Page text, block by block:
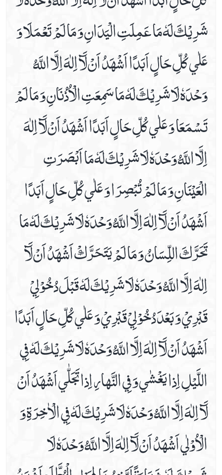
شَرِيْكَ لَهٗ مَا عَمِلَتِ الْيَدَانِ وَ مَا لَمْ تَعْمَلَا وَ
عَلٰي كُلِّ حَالٍ اَبَدًا اَشْهَدُ اَنْ لَآ اِلٰهَ اِلَّا اللَّهُ
وَحْدَهٗ لَا شَرِيْكَ لَهٗ مَا سَمِعَتِ الْاُذُنَانِ وَ مَا لَمْ
تَسْمَعَا وَ عَلٰي كُلِّ حَالٍ اَبَدًا اَشْهَدُ اَنْ لَآ اِلٰهَ
اِلَّا اللَّهُ وَحْدَهٗ لَا شَرِيْكَ لَهٗ مَا اَبْصَرَتِ
الْعَيْنَانِ وَ مَا لَمْ تُبْصِرَا وَ عَلٰي كُلِّ حَالٍ اَبَدًا
اَشْهَدُ اَنْ لَآ اِلٰهَ اِلَّا اللَّهُ وَحْدَهٗ لَا شَرِيْكَ لَهٗ مَا
تَحَرَّكَ اللِّسَانُ وَ مَا لَمْ يَتَحَرَّكْ اَشْهَدُ اَنْ لَآ
اِلٰهَ اِلَّا اللَّهُ وَحْدَهٗ لَا شَرِيْكَ لَهٗ قَبْلَ دُخُوْلِيْ
قَبْرِيْ وَ بَعْدَ دُخُوْلِيْ قَبْرِيْ وَ عَلٰي كُلِّ حَالٍ اَبَدًا
اَشْهَدُ اَنْ لَآ اِلٰهَ اِلَّا اللَّهُ وَحْدَهٗ لَا شَرِيْكَ لَهٗ فِي
اللَّيْلِ اِذا يَغْشٰي وَ فِي النَّهارِ اِذا تَجَلّٰي اَشْهَدُ اَنْ
لَآ اِلٰهَ اِلَّا اللَّهُ وَحْدَهٗ لَا شَرِيْكَ لَهٗ فِي الْاٰخِرَةِ وَ
الْاُوْلٰي اَشْهَدُ اَنْ لَآ اِلٰهَ اِلَّا اللَّهُ وَحْدَهٗ لَا